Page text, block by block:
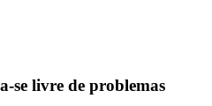
se livre de problemas